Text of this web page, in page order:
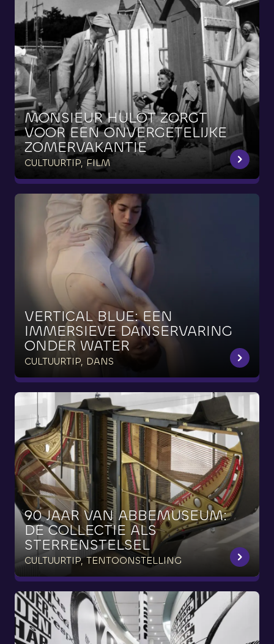
MONSIEUR HULOT ZORGT
VOOR EEN ONVERGETELIJKE
ZOMERVAKANTIE
CULTUURTIP, FILM
VERTICAL BLUE: EEN
IMMERSIEVE DANSERVARING
ONDER WATER
CULTUURTIP, DANS
90 JAAR VAN ABBEMUSEUM:
DE COLLECTIE ALS
STERRENSTELSEL
CULTUURTIP, TENTOONSTELLING